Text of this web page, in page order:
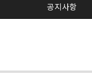
공지사항